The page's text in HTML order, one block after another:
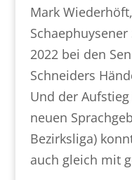
Mark
2022 bei den
Schneiders
Und der
neuen
Bezirksliga)
auch gleich mit